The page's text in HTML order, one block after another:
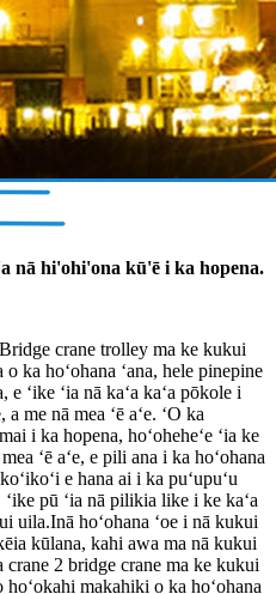
nā hi'ohi'ona kū'ē i ka hopena.
crane trolley ma ke kukui
ka hoʻohana ʻana, hele pinepine
ʻike ʻia nā kaʻa kaʻa pōkole i
a me nā mea ʻē aʻe. ʻO ka
i ka hopena, hoʻoheheʻe ʻia ke
ʻē aʻe, e pili ana i ka hoʻohana
e hana ai i ka puʻupuʻu
pū ʻia nā pilikia like i ke kaʻa
uila.Inā hoʻohana ʻoe i nā kukui
kūlana, kahi awa ma nā kukui
2 bridge crane ma ke kukui
hoʻokahi makahiki o ka hoʻohana